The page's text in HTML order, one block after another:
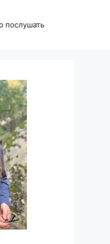
послушать